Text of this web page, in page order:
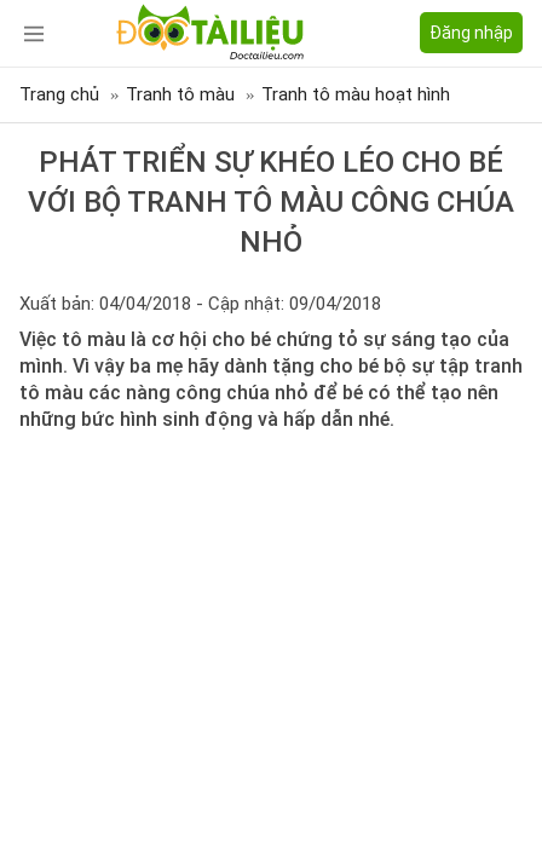
Đăng nhập
Trang chủ Tranh tô màu Tranh tô màu hoạt hình
PHÁT TRIỂN SỰ KHÉO LÉO CHO BÉ
VỚI BỘ TRANH TÔ MÀU CÔNG CHÚA
NHỎ
Xuất bản: 04/04/2018 - Cập nhật: 09/04/2018
Việc tô màu là cơ hội cho bé chứng tỏ sự sáng tạo của
mình. Vì vậy ba mẹ hãy dành tặng cho bé bộ sự tập tranh
tô màu các nàng công chúa nhỏ để bé có thể tạo nên
những bức hình sinh động và hấp dẫn nhé.